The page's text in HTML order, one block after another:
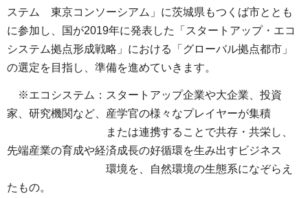
ステム 東京コンソーシアム」に茨城県もつくば市ととも
に参加し、国が2019年に発表した「スタートアップ・エコ
システム拠点形成戦略」における「グローバル拠点都市」
の選定を目指し、準備を進めていきます。
※エコシステム：スタートアップ企業や大企業、投資
家、研究機関など、産学官の様々なプレイヤーが集積
または連携することで共存・共栄し、
先端産業の育成や経済成長の好循環を生み出すビジネス
環境を、自然環境の生態系になぞらえ
たもの。